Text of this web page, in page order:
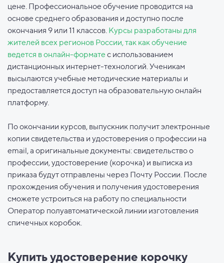
цене. Профессиональное обучение проводится на
основе среднего образования и доступно после
окончания 9 или 11 классов. Курсы разработаны для
жителей всех регионов России, так как обучение
ведется в онлайн-формате с использованием
дистанционных интернет-технологий. Ученикам
высылаются учебные методические материалы и
предоставляется доступ на образовательную онлайн
платформу.
По окончании курсов, выпускник получит электронные
копии свидетельства и удостоверения о профессии на
email, а оригинальные документы: свидетельство о
профессии, удостоверение (корочка) и выписка из
приказа будут отправлены через Почту России. После
прохождения обучения и получения удостоверения
сможете устроиться на работу по специальности
Оператор полуавтоматической линии изготовления
спичечных коробок.
Купить удостоверение корочку